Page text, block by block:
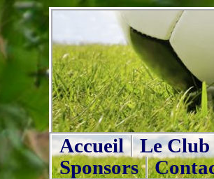
Accueil Le Club
Sponsors